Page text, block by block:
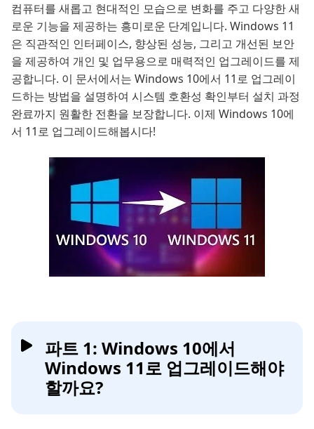
컴퓨터를 새롭고 현대적인 모습으로 변화를 주고 다양한 새
로운 기능을 제공하는 흥미로운 단계입니다. Windows 11
은 직관적인 인터페이스, 향상된 성능, 그리고 개선된 보안
을 제공하여 개인 및 업무용으로 매력적인 업그레이드를 제
공합니다. 이 문서에서는 Windows 10에서 11로 업그레이
드하는 방법을 설명하여 시스템 호환성 확인부터 설치 과정
완료까지 원활한 전환을 보장합니다. 이제 Windows 10에
서 11로 업그레이드해봅시다!
파트 1: Windows 10에서
Windows 11로 업그레이드해야
할까요?